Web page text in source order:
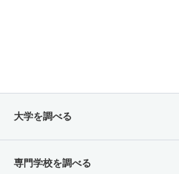
大学を調べる
専門学校を調べる